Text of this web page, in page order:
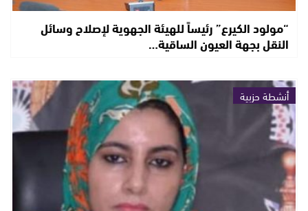
“مولود الكيرع” رئيساً للهيئة الجهوية لإصلاح وسائل
النقل بجهة العيون الساقية…
أنشطة حزبية